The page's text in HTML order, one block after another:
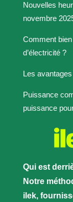
Nouvelles
novembre
Comment
d’électricité ?
Les
Puissance
puissance
Qui est
Notre
ilek,